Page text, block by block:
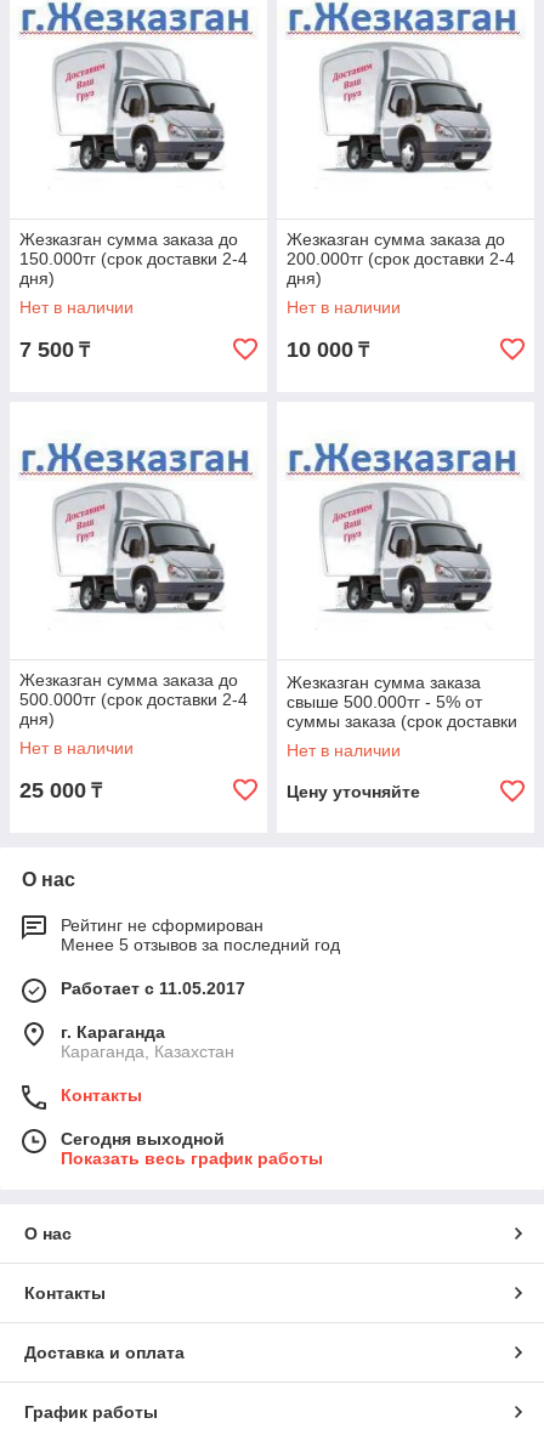
Жезказган сумма заказа до
150.000тг (срок доставки 2-4
дня)
Нет в наличии
7 500 ₸
Жезказган сумма заказа до
200.000тг (срок доставки 2-4
дня)
Нет в наличии
10 000 ₸
Жезказган сумма заказа до
500.000тг (срок доставки 2-4
дня)
Нет в наличии
25 000 ₸
Жезказган сумма заказа
свыше 500.000тг - 5% от
суммы заказа (срок доставки
2-4 дня)
Нет в наличии
Цену уточняйте
О нас
Рейтинг не сформирован
Менее 5 отзывов за последний год
Работает с 11.05.2017
г. Караганда
Караганда, Казахстан
Контакты
Сегодня выходной
Показать весь график работы
О нас
Контакты
Доставка и оплата
График работы